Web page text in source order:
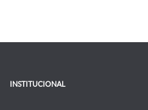
INSTITUCIONAL